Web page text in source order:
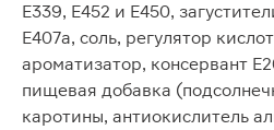
Е339, Е452 и Е450,
Е407а, соль, регулятор
ароматизатор, консервант
пищевая добавка
каротины, антиокислитель